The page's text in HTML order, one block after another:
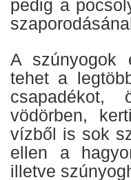
pedig a
A szúnyogok
tehet a
csapadékot,
vödörben,
vízből is sok
ellen a
illetve